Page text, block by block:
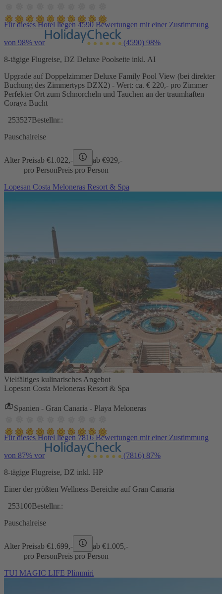
Für dieses Hotel liegen 4590 Bewertungen mit einer Zustimmung
von 98% vor (4590) 98%
8-tägige Flugreise, DZ Deluxe Poolseite inkl. AI
Upgrade auf Doppelzimmer Deluxe Family Pool View (bei direkter
Buchung des Zimmertyps DZX2) - Wert: ca. € 220,- pro Zimmer
Perfekter Ort zum Schnorcheln und Tauchen an der traumhaften
Coraya Bucht
253527Bestellnr.:
Pauschalreise
Alter Preisab €1.022,- ab €929,-
pro PersonPreis pro Person
Lopesan Costa Meloneras Resort & Spa
Vielfältiges kulinarisches Angebot
Lopesan Costa Meloneras Resort & Spa
Spanien - Gran Canaria - Playa Meloneras
Für dieses Hotel liegen 7816 Bewertungen mit einer Zustimmung
von 87% vor (7816) 87%
8-tägige Flugreise, DZ inkl. HP
Einer der größten Wellness-Bereiche auf Gran Canaria
253100Bestellnr.:
Pauschalreise
Alter Preisab €1.699,- ab €1.005,-
pro PersonPreis pro Person
TUI MAGIC LIFE Plimmiri